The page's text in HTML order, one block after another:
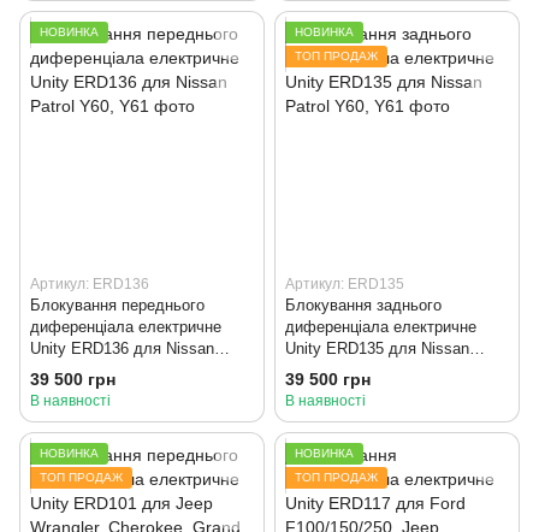
НОВИНКА
Артикул: ERD136
Блокування переднього
диференціала електричне
Unity ERD136 для Nissan
Patrol Y60, Y61
39 500 грн
В наявності
НОВИНКА
ТОП ПРОДАЖ
Артикул: ERD135
Блокування заднього
диференціала електричне
Unity ERD135 для Nissan
Patrol Y60, Y61
39 500 грн
В наявності
НОВИНКА
ТОП ПРОДАЖ
НОВИНКА
ТОП ПРОДАЖ